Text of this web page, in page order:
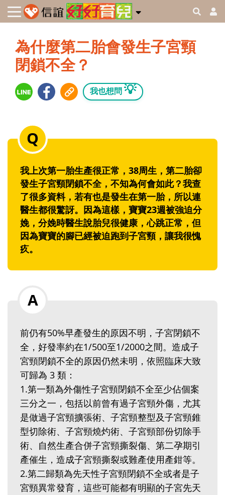
為什麼第二胎會發生子宮頸
閉鎖不全？
我也想問 💡
我上次第一胎生產很正常，38周生，第二胎卻
發生子宮頸閉鎖不全，不知為何會如此？我查
了很多資料，若有也是發生在第一胎，所以連
醫生都很驚訝。因為這樣，寶寶23週被強迫分
娩，分娩時醫生說胎兒很健康，心跳正常，但
因為寶寶的腳已經被迫跑到子宮頸，讓我很愧
疚。
前仍有50%早產發生的原因不明，子宮閉鎖不
全，好發率約在1/500至1/2000之間。造成子
宮頸閉鎖不全的原因仍然未明，依照臨床大致
可歸為 3 類：
1.‬第一類為外傷性子宮頸閉鎖不全至少佔個案
三分之一，包括以前曾有過子宮頸外傷，尤其
是做過子宮頸擴張術、子宮頸整型及子宮頸錐
型切除術、子宮頸燒灼術、子宮頸部份切除手
術、自然生產合併子宮頸撕裂傷、第二孕期引
產催生，造成子宮頸撕裂或難產使用產鉗等。
2.‬第二歸類為先天性子宮頸閉鎖不全或者是子
宮頸異常發育，這些可能都有明顯的子宮先天